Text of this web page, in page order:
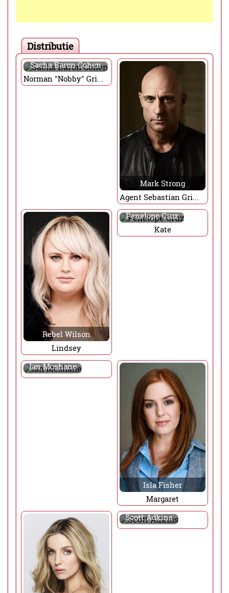
Distributie
Sacha Baron Cohen
Norman "Nobby" Grimsby
Mark Strong
Agent Sebastian Grimsby
Rebel Wilson
Lindsey
Penelope Cruz
Kate
Ian Mcshane
Isla Fisher
Margaret
Scott Adkins